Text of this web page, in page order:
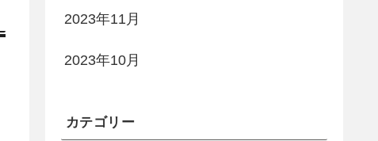
2023年11月
2023年10月
カテゴリー